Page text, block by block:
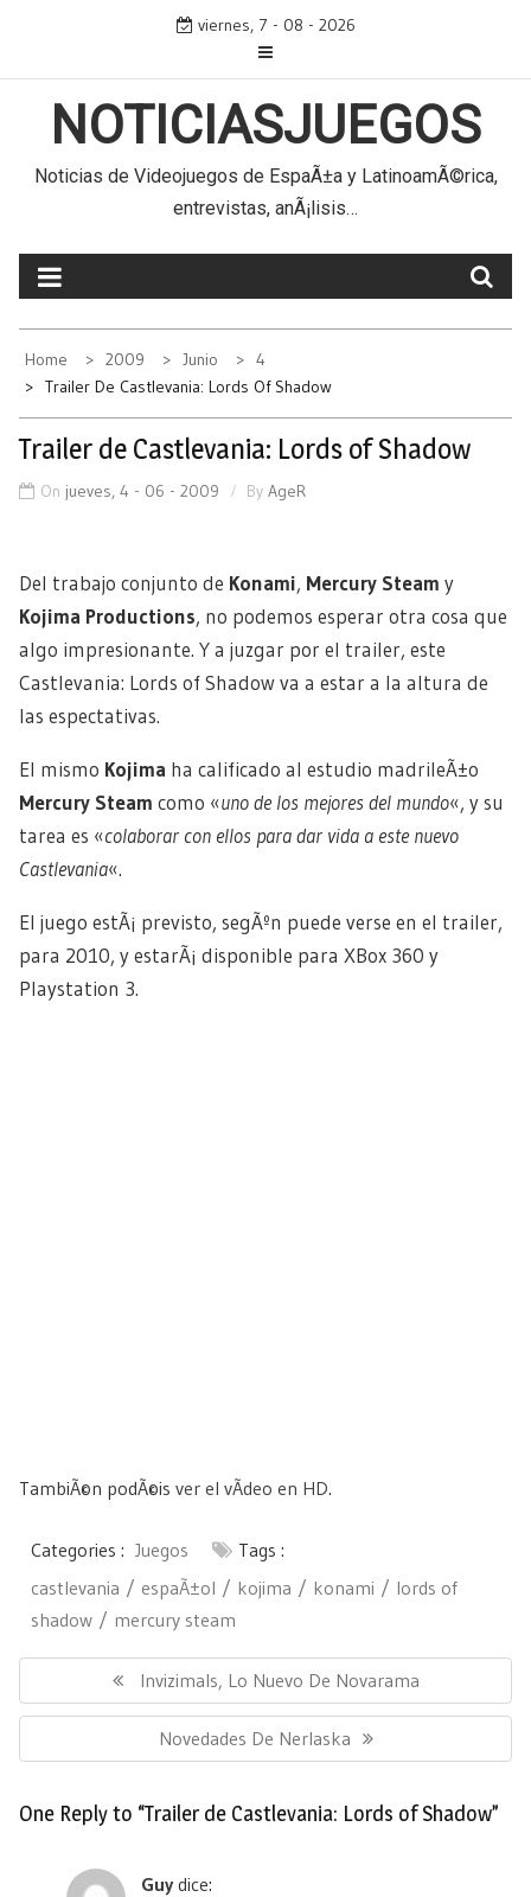
content
viernes, 7 - 08 - 2026
NOTICIASJUEGOS
Noticias de Videojuegos de EspaÃ±a y LatinoamÃ©rica,
entrevistas, anÃ¡lisis…
Home 2009 Junio
4
Trailer De Castlevania: Lords Of Shadow
Trailer de Castlevania: Lords of Shadow
On jueves, 4 - 06 - 2009 By AgeR
Del trabajo conjunto de Konami, Mercury Steam y
Kojima Productions, no podemos esperar otra cosa que
algo impresionante. Y a juzgar por el trailer, este
Castlevania: Lords of Shadow va a estar a la altura de
las espectativas.
El mismo Kojima ha calificado al estudio madrileÃ±o
Mercury Steam como «uno de los mejores del mundo«, y su
tarea es «colaborar con ellos para dar vida a este nuevo
Castlevania«.
El juego estÃ¡ previsto, segÃºn puede verse en el trailer,
para 2010, y estarÃ¡ disponible para XBox 360 y
Playstation 3.
TambiÃ©n podÃ©is ver el vÃ­deo en HD.
Categories : Juegos
Tags :
castlevania
espaÃ±ol kojima konami
lords of
shadow
mercury steam
entradas
Previous
Post:
Invizimals, Lo Nuevo De Novarama
Next
Post:
Novedades De Nerlaska
One Reply to “Trailer de Castlevania: Lords of Shadow”
Guy dice: